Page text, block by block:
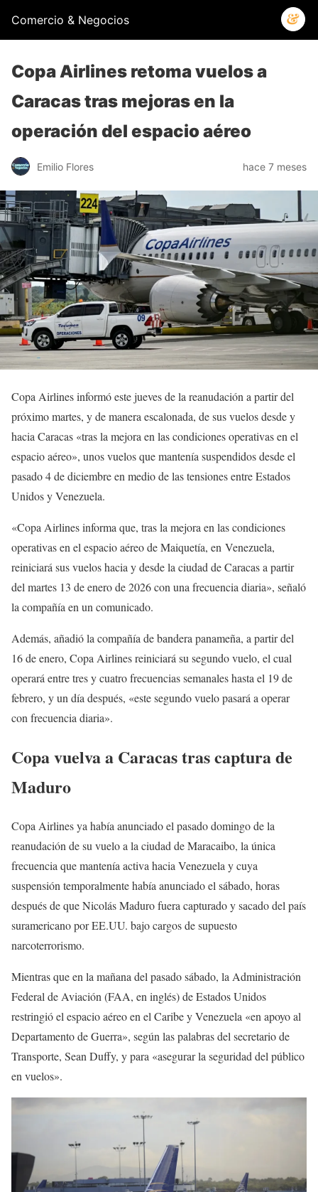
Comercio & Negocios
Copa Airlines retoma vuelos a
Caracas tras mejoras en la
operación del espacio aéreo
Emilio Flores hace 7 meses
Copa Airlines informó este jueves de la reanudación a partir del
próximo martes, y de manera escalonada, de sus vuelos desde y
hacia Caracas «tras la mejora en las condiciones operativas en el
espacio aéreo», unos vuelos que mantenía suspendidos desde el
pasado 4 de diciembre en medio de las tensiones entre Estados
Unidos y Venezuela.
«Copa Airlines informa que, tras la mejora en las condiciones
operativas en el espacio aéreo de Maiquetía, en Venezuela,
reiniciará sus vuelos hacia y desde la ciudad de Caracas a partir
del martes 13 de enero de 2026 con una frecuencia diaria», señaló
la compañía en un comunicado.
Además, añadió la compañía de bandera panameña, a partir del
16 de enero, Copa Airlines reiniciará su segundo vuelo, el cual
operará entre tres y cuatro frecuencias semanales hasta el 19 de
febrero, y un día después, «este segundo vuelo pasará a operar
con frecuencia diaria».
Copa vuelva a Caracas tras captura de
Maduro
Copa Airlines ya había anunciado el pasado domingo de la
reanudación de su vuelo a la ciudad de Maracaibo, la única
frecuencia que mantenía activa hacia Venezuela y cuya
suspensión temporalmente había anunciado el sábado, horas
después de que Nicolás Maduro fuera capturado y sacado del país
suramericano por EE.UU. bajo cargos de supuesto
narcoterrorismo.
Mientras que en la mañana del pasado sábado, la Administración
Federal de Aviación (FAA, en inglés) de Estados Unidos
restringió el espacio aéreo en el Caribe y Venezuela «en apoyo al
Departamento de Guerra», según las palabras del secretario de
Transporte, Sean Duffy, y para «asegurar la seguridad del público
en vuelos».